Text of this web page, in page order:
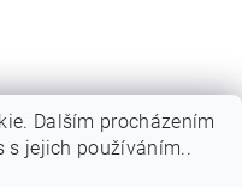
Dalším procházením
s jejich používáním..